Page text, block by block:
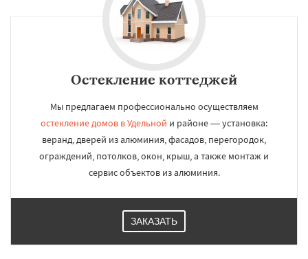
Остекление коттеджей
Мы предлагаем профессионально осуществляем
остекление домов в Удельной и районе — установка:
веранд, дверей из алюминия, фасадов, перегородок,
ограждений, потолков, окон, крыш, а также монтаж и
сервис объектов из алюминия.
ЗАКАЗАТЬ